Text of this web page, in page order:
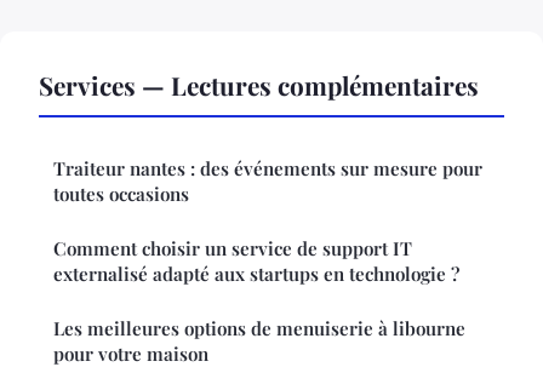
Services — Lectures complémentaires
Traiteur nantes : des événements sur mesure pour
toutes occasions
Comment choisir un service de support IT
externalisé adapté aux startups en technologie ?
Les meilleures options de menuiserie à libourne
pour votre maison